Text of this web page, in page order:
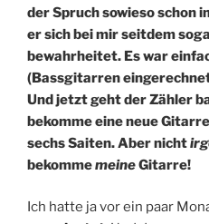
der Spruch sowieso schon
er sich bei mir seitdem
bewahrheitet. Es war
(Bassgitarren
Und jetzt geht der Zähler
bekomme eine neue
sechs Saiten. Aber nicht
bekommemeineGitarre!
Ich hatte ja vor ein paar